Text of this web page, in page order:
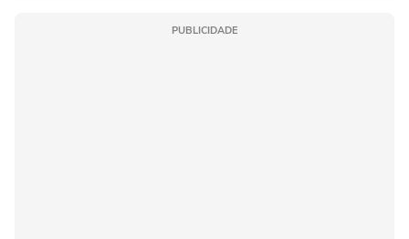
PUBLICIDADE